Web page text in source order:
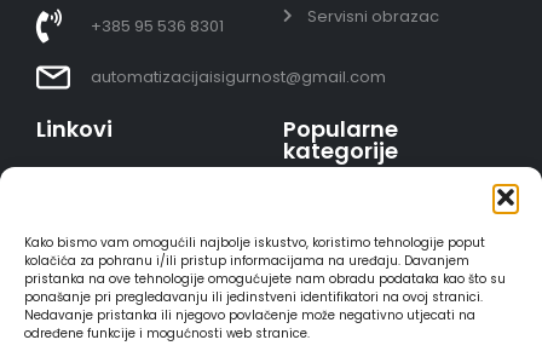
Kako bismo vam omogućili najbolje iskustvo, koristimo tehnologije poput
kolačića za pohranu i/ili pristup informacijama na uređaju. Davanjem
pristanka na ove tehnologije omogućujete nam obradu podataka kao što su
ponašanje pri pregledavanju ili jedinstveni identifikatori na ovoj stranici.
Nedavanje pristanka ili njegovo povlačenje može negativno utjecati na
određene funkcije i mogućnosti web stranice.
+385 95 536 8301
automatizacijaisigurnost@gmail.com
Servisni obrazac
Linkovi
Sigurno plaćanje
karticama
Dostava
Načini plaćanja
Raskid ugovora
Popularne
kategorije
Video nadzor - kompleti
AJAX alarmi
HIKVISION portafoni
REOLINK kamere
DVC portafoni